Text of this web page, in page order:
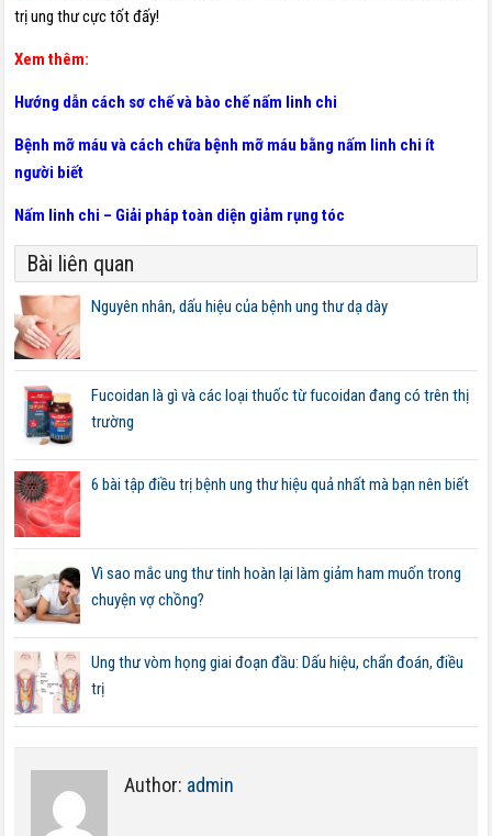
trị ung thư cực tốt đấy!
Xem thêm:
Hướng dẫn cách sơ chế và bào chế nấm linh chi
Bệnh mỡ máu và cách chữa bệnh mỡ máu bằng nấm linh chi ít
người biết
Nấm linh chi – Giải pháp toàn diện giảm rụng tóc
Bài liên quan
Nguyên nhân, dấu hiệu của bệnh ung thư dạ dày
Fucoidan là gì và các loại thuốc từ fucoidan đang có trên thị
trường
6 bài tập điều trị bệnh ung thư hiệu quả nhất mà bạn nên biết
Vì sao mắc ung thư tinh hoàn lại làm giảm ham muốn trong
chuyện vợ chồng?
Ung thư vòm họng giai đoạn đầu: Dấu hiệu, chẩn đoán, điều
trị
Author: admin